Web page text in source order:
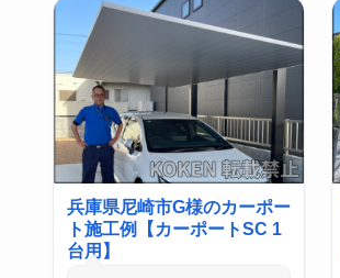
兵庫県尼崎市G様のカーポー
ト施工例【カーポートSC 1
台用】